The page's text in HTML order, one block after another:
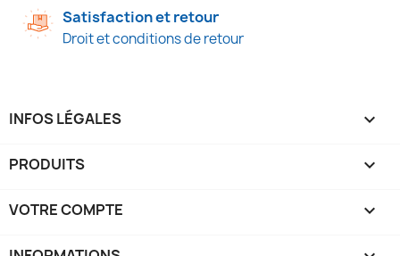
Satisfaction et retour
Droit et conditions de retour
INFOS LÉGALES 
PRODUITS 
VOTRE COMPTE 